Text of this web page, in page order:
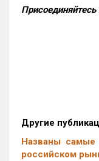
Другие
Названы самые
российском